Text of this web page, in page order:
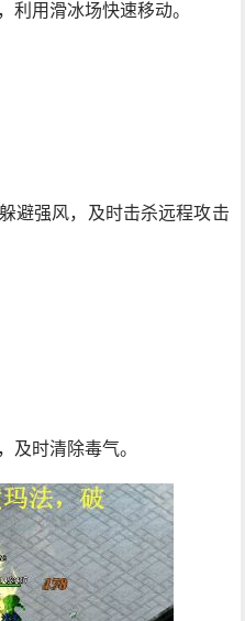
利用滑冰场快速移动。
避强风，及时击杀远程攻击
及时清除毒气。